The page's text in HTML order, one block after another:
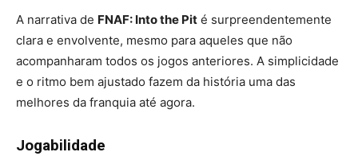
A narrativa de FNAF: Into the Pit é surpreendentemente
clara e envolvente, mesmo para aqueles que não
acompanharam todos os jogos anteriores. A simplicidade
e o ritmo bem ajustado fazem da história uma das
melhores da franquia até agora.
Jogabilidade